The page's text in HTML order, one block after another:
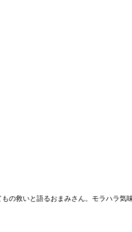
の救いと語るおまみさん。モラハラ気